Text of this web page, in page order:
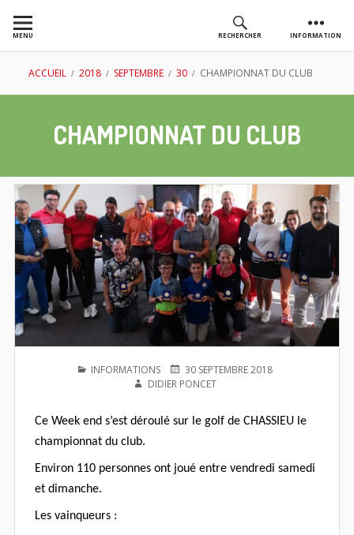
auMENU RECHERCHER INFORMATION
AS GOLF
CHASSIEU
FIL
ACCUEIL 2018 SEPTEMBRE 30 CHAMPIONNAT DU CLUB
CHAMPIONNAT DU CLUB
PUBLIÉ
INFORMATIONS
PUBLIÉ
LE
30 SEPTEMBRE 2018
DIDIER PONCET
Ce Week end s’est déroulé sur le golf de CHASSIEU le
championnat du club.
Environ 110 personnes ont joué entre vendredi samedi
et dimanche.
Les vainqueurs :